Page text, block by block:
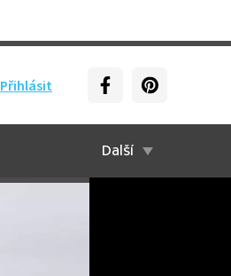
Přihlásit
Další